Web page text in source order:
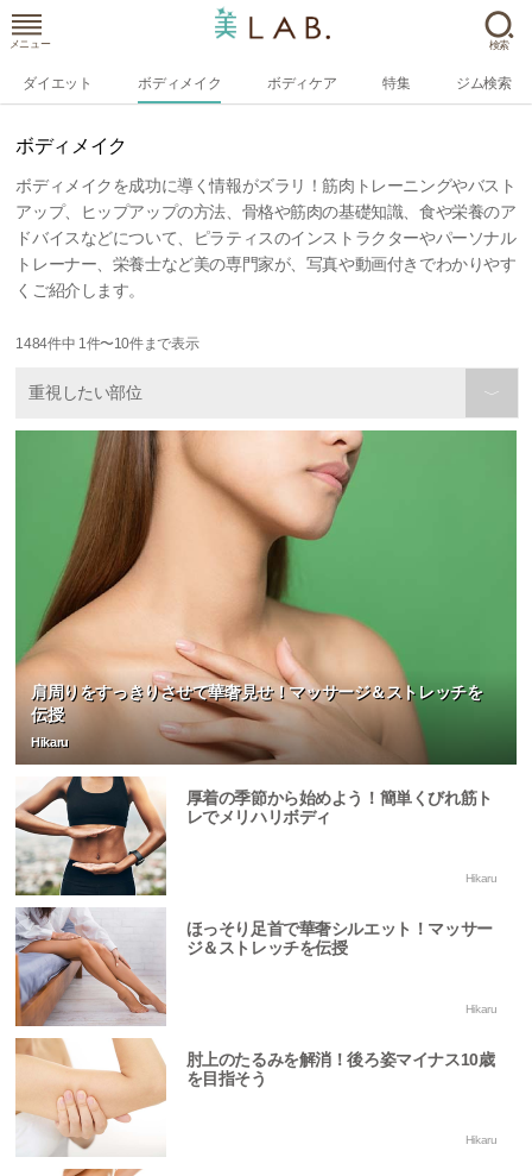
メニュー 検索
ダイエット ボディメイク ボディケア 特集 ジム検索
ボディメイク
ボディメイクを成功に導く情報がズラリ！筋肉トレーニングやバスト
アップ、ヒップアップの方法、骨格や筋肉の基礎知識、食や栄養のア
ドバイスなどについて、ピラティスのインストラクターやパーソナル
トレーナー、栄養士など美の専門家が、写真や動画付きでわかりやす
くご紹介します。
1484件中 1件〜10件まで表示
重視したい部位 〉
肩周りをすっきりさせて華奢見せ！マッサージ＆ストレッチを
伝授
Hikaru
厚着の季節から始めよう！簡単くびれ筋ト
レでメリハリボディ
Hikaru
ほっそり足首で華奢シルエット！マッサー
ジ＆ストレッチを伝授
Hikaru
肘上のたるみを解消！後ろ姿マイナス10歳
を目指そう
Hikaru